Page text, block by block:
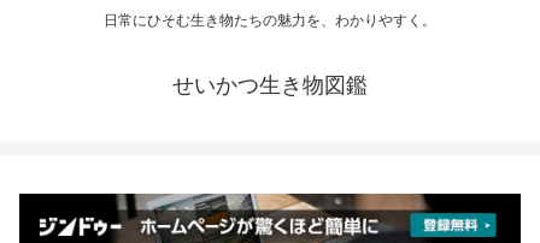
日常にひそむ生き物たちの魅力を、わかりやすく。
せいかつ生き物図鑑